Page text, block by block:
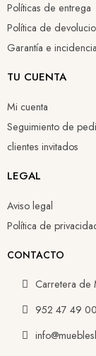
Políticas de entrega
Política de
Garantía e
TU CUENTA
Mi cuenta
Seguimiento de
clientes invitados
LEGAL
Aviso legal
Política de
CONTACTO
Carretera de
952 47 49 00